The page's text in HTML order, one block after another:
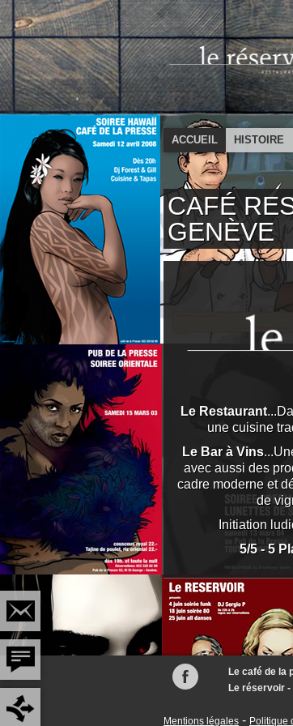
ACCUEIL HISTOIRE
CAFÉ
GENÈVE
Le Restaurant
une cuisine
Le Bar à Vins
avec aussi des
cadre moderne et
de
Initiation
5/5 - 5
Le café de la
Le réservoir -
Mentions légales - Politique